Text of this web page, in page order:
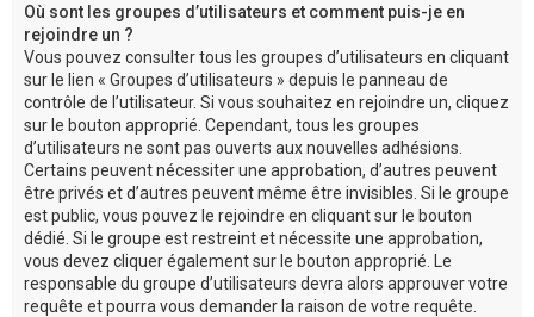
Où sont les groupes d’utilisateurs et comment puis-je en
rejoindre un ?
Vous pouvez consulter tous les groupes d’utilisateurs en cliquant
sur le lien « Groupes d’utilisateurs » depuis le panneau de
contrôle de l’utilisateur. Si vous souhaitez en rejoindre un, cliquez
sur le bouton approprié. Cependant, tous les groupes
d’utilisateurs ne sont pas ouverts aux nouvelles adhésions.
Certains peuvent nécessiter une approbation, d’autres peuvent
être privés et d’autres peuvent même être invisibles. Si le groupe
est public, vous pouvez le rejoindre en cliquant sur le bouton
dédié. Si le groupe est restreint et nécessite une approbation,
vous devez cliquer également sur le bouton approprié. Le
responsable du groupe d’utilisateurs devra alors approuver votre
requête et pourra vous demander la raison de votre requête.